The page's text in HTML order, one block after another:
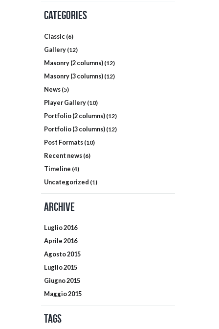
Categories
Classic (6)
Gallery (12)
Masonry (2 columns) (12)
Masonry (3 columns) (12)
News (5)
Player Gallery (10)
Portfolio (2 columns) (12)
Portfolio (3 columns) (12)
Post Formats (10)
Recent news (6)
Timeline (4)
Uncategorized (1)
Archive
Luglio2016
Aprile2016
Agosto2015
Luglio2015
Giugno2015
Maggio2015
Tags